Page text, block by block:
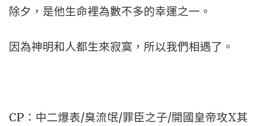
除夕，是他生命裡為數不多的幸運之一。
因為神明和人都生來寂寞，所以我們相遇了。
CP：中二爆表/臭流氓/罪臣之子/開國皇帝攻X其